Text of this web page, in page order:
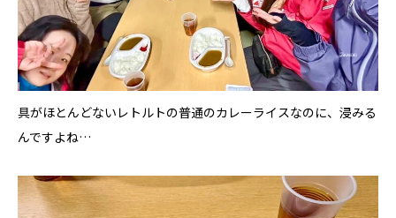
具がほとんどないレトルトの普通のカレーライスなのに、浸みる
んですよね…